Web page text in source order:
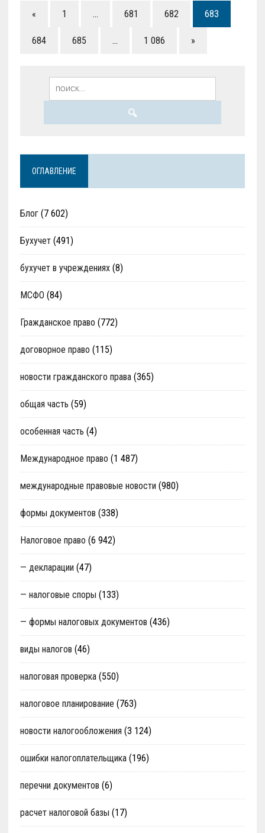
« 1 … 681 682 683
684 685 … 1 086 »
ОГЛАВЛЕНИЕ
Блог(7 602)
Бухучет(491)
бухучет в учреждениях(8)
МСФО (84)
Гражданское право (772)
договорное право (115)
новости гражданского права(365)
общая часть (59)
особенная часть (4)
Международное право (1 487)
международные правовые новости (980)
формы документов (338)
Налоговое право (6 942)
— декларации (47)
— налоговые споры (133)
— формы налоговых документов (436)
виды налогов (46)
налоговая проверка(550)
налоговое планирование (763)
новости налогообложения (3 124)
ошибки налогоплательщика(196)
перечни документов (6)
расчет налоговой базы (17)